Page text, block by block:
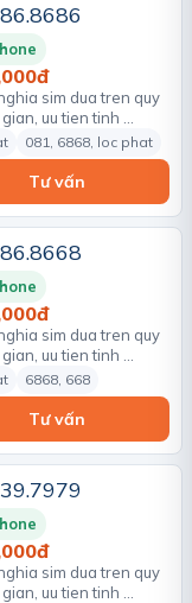
sim dua tren quy
uu tien tinh …
081, 6868, loc phat
Tư vấn
sim dua tren quy
uu tien tinh …
6868, 668
Tư vấn
sim dua tren quy
uu tien tinh …